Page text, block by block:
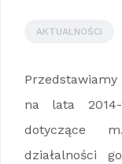
AKTUALNOŚCI
na lata
dotyczące
działalności